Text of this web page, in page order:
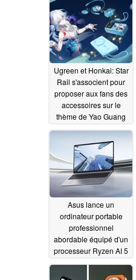
Ugreen et Honkai: Star
Rail s'associent pour
proposer aux fans des
accessoires sur le
thème de Yao Guang
06/30/2026
Asus lance un
ordinateur portable
professionnel
abordable équipé d'un
processeur Ryzen AI 5
330 et de 16 Go de
mémoire vive DDR5